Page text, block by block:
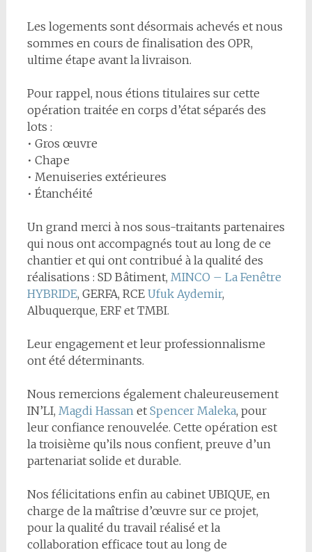
Les logements sont désormais achevés et nous
sommes en cours de finalisation des OPR,
ultime étape avant la livraison.
Pour rappel, nous étions titulaires sur cette
opération traitée en corps d’état séparés des
lots :
• Gros œuvre
• Chape
• Menuiseries extérieures
• Étanchéité
Un grand merci à nos sous-traitants partenaires
qui nous ont accompagnés tout au long de ce
chantier et qui ont contribué à la qualité des
réalisations : SD Bâtiment, MINCO – La Fenêtre
HYBRIDE, GERFA, RCE Ufuk Aydemir,
Albuquerque, ERF et TMBI.
Leur engagement et leur professionnalisme
ont été déterminants.
Nous remercions également chaleureusement
IN’LI, Magdi Hassan et Spencer Maleka, pour
leur confiance renouvelée. Cette opération est
la troisième qu’ils nous confient, preuve d’un
partenariat solide et durable.
Nos félicitations enfin au cabinet UBIQUE, en
charge de la maîtrise d’œuvre sur ce projet,
pour la qualité du travail réalisé et la
collaboration efficace tout au long de